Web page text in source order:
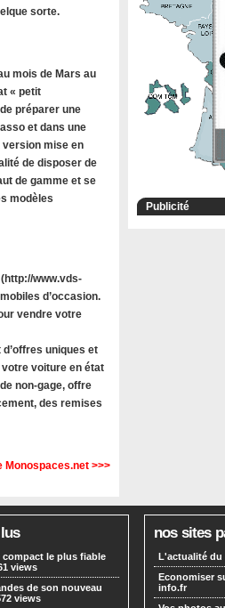
sorte.
mois de Mars au
« petit
préparer une
et dans une
version mise en
de disposer de
de gamme et se
modèles
www.vds-
d’occasion.
vendre votre
uniques et
voiture en état
non-gage, offre
des remises
>>>
Publicité
compact le plus fiable
views
de son nouveau
views
nos sites
L'actualité du
Economiser
info.fr